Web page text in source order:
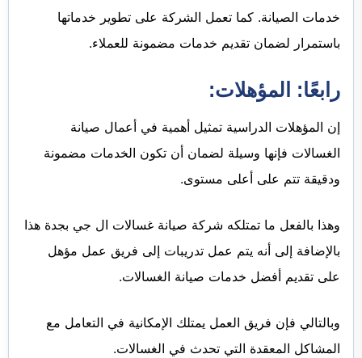
خدمات الصيانة. كما تعمل الشركة على تطوير خدماتها
باستمرار لضمان تقديم خدمات مضمونة للعملاء.
رابعًا: المؤهلات:
إن المؤهلات الدراسية تمثيل أهمية في أعمال صيانة
الغسالات فإنها وسيلة لضمان أن تكون الخدمات مضمونة
ودقيقة تتم على أعلى مستوى.
وهذا بالفعل ما تمتلكه شركة صيانة غسالات ال جي بجدة هذا
بالإضافة إلى أنه يتم عمل تدريبات إلى فريق عمل مؤهل
على تقديم أفضل خدمات صيانة الغسالات.
وبالتالي فإن فريق العمل يمتلك الإمكانية في التعامل مع
المشاكل المعقدة التي تحدث في الغسالات.